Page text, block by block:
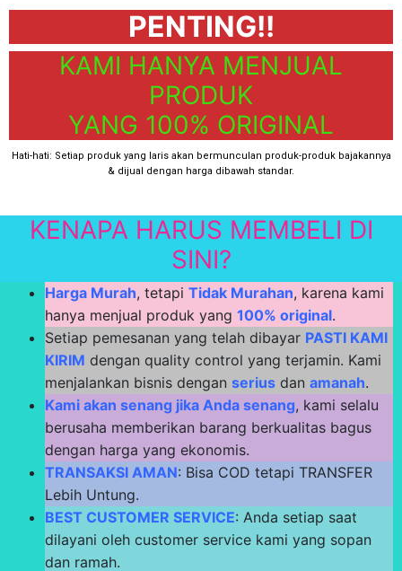
PENTING!!
KAMI HANYA MENJUAL
PRODUK
YANG 100% ORIGINAL
Hati-hati: Setiap produk yang laris akan bermunculan produk-produk bajakannya
& dijual dengan harga dibawah standar.
KENAPA HARUS MEMBELI DI
SINI?
Harga Murah, tetapi Tidak Murahan, karena kami
hanya menjual produk yang 100% original.
Setiap pemesanan yang telah dibayar PASTI KAMI
KIRIM dengan quality control yang terjamin. Kami
menjalankan bisnis dengan serius dan amanah.
Kami akan senang jika Anda senang, kami selalu
berusaha memberikan barang berkualitas bagus
dengan harga yang ekonomis.
TRANSAKSI AMAN: Bisa COD tetapi TRANSFER
Lebih Untung.
BEST CUSTOMER SERVICE: Anda setiap saat
dilayani oleh customer service kami yang sopan
dan ramah.